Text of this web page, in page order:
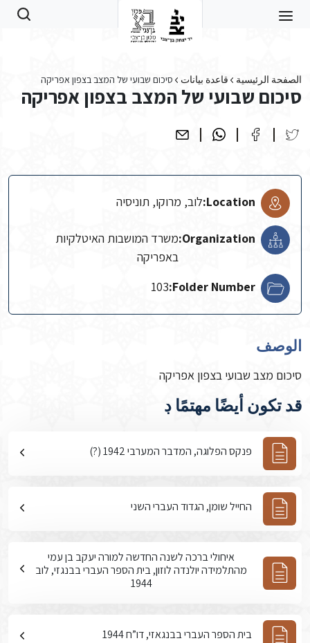
الصفحة الرئيسية قاعدة بيانات סיכום שבועי של המצב בצפון אפריקה
סיכום שבועי של המצב בצפון אפריקה
Location: לוב, מרוקו, תוניסיה
Organization: משרד המושבות האיטלקיות
באפריקה
Folder Number:
103
الوصف
סיכום מצב שבועי בצפון אפריקה
قد تكون أيضًا مهتمًا ڊ
פנקס הפלוגה, המדבר המערבי 1942 (?)
החייל שומן, הגדוד העברי השני
איחולי ברכה לשנה החדשה למורה יעקב בן עמי
מהתלמידה יולנדה לוזון, בית הספר העברי בבנגזי, לוב
1944
בית הספר העברי בבנגאזי, דו”ח 1944